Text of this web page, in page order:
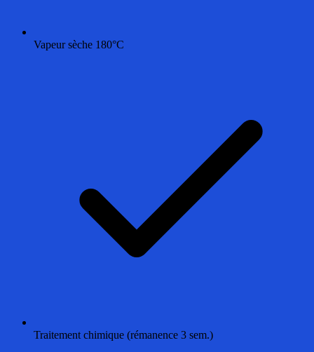
Vapeur sèche 180°C
Traitement chimique (rémanence 3 sem.)